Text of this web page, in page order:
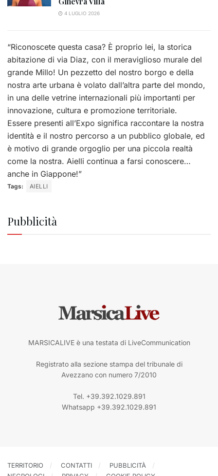
4 LUGLIO 2026
“Riconoscete questa casa? È proprio lei, la storica
abitazione di via Diaz, con il meraviglioso murale del
grande Millo! Un pezzetto del nostro borgo e della
nostra arte urbana è volato dall’altra parte del mondo,
in una delle vetrine internazionali più importanti per
innovazione, cultura e promozione territoriale.
Essere presenti all’Expo significa raccontare la nostra
identità e il nostro percorso a un pubblico globale, ed
è motivo di grande orgoglio per una piccola realtà
come la nostra. Aielli continua a farsi conoscere…
anche in Giappone!”
Tags: AIELLI
Pubblicità
MARSICALIVE è una testata di LiveCommunication
Registrato alla sezione stampa del tribunale di
Avezzano con numero 7/2010
Tel. +39.392.1029.891
Whatsapp +39.392.1029.891
TERRITORIO CONTATTI
PUBBLICITÀ